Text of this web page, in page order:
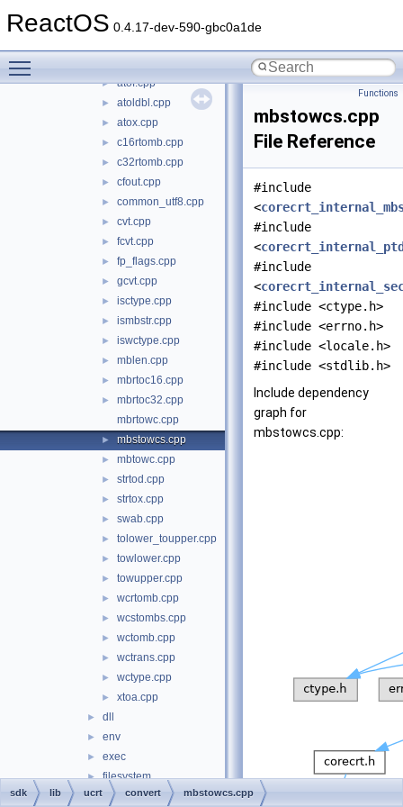
ReactOS 0.4.17-dev-590-gbc0a1de
► _fptostr.cpp
► atof.cpp
► atoldbl.cpp
► atox.cpp
► c16rtomb.cpp
► c32rtomb.cpp
► cfout.cpp
► common_utf8.cpp
► cvt.cpp
► fcvt.cpp
► fp_flags.cpp
► gcvt.cpp
► isctype.cpp
► ismbstr.cpp
► iswctype.cpp
► mblen.cpp
► mbrtoc16.cpp
►
mbrtoc32.cpp
mbrtowc.cpp
► mbstowcs.cpp
► mbtowc.cpp
► strtod.cpp
► strtox.cpp
► swab.cpp
► tolower_toupper.cpp
► towlower.cpp
► towupper.cpp
► wcrtomb.cpp
► wcstombs.cpp
► wctomb.cpp
► wctrans.cpp
► wctype.cpp
► xtoa.cpp
► dll
► env
► exec
► filesystem
► heap
Functions
mbstowcs.cpp
File Reference
#include
<
#include
<
#include
<
#include <ctype.h>
#include <errno.h>
#include <locale.h>
#include <stdlib.h>
Include dependency
graph for
mbstowcs.cpp:
sdk lib ucrt convert mbstowcs.cpp